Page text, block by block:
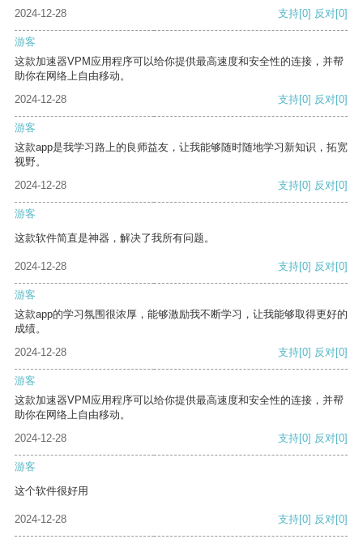
2024-12-28 支持[0] 反对[0]
游客
这款加速器VPM应用程序可以给你提供最高速度和安全性的连接，并帮
助你在网络上自由移动。
2024-12-28
支持[0] 反对[0]
游客
这款app是我学习路上的良师益友，让我能够随时随地学习新知识，拓宽
视野。
2024-12-28
支持[0] 反对[0]
游客
这款软件简直是神器，解决了我所有问题。
2024-12-28 支持[0] 反对[0]
游客
这款app的学习氛围很浓厚，能够激励我不断学习，让我能够取得更好的
成绩。
2024-12-28
支持[0] 反对[0]
游客
这款加速器VPM应用程序可以给你提供最高速度和安全性的连接，并帮
助你在网络上自由移动。
2024-12-28
支持[0] 反对[0]
游客
这个软件很好用
2024-12-28 支持[0] 反对[0]